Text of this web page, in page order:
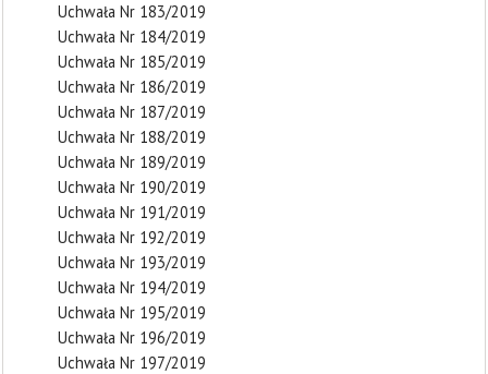
Uchwała Nr 183/2019
Uchwała Nr 184/2019
Uchwała Nr 185/2019
Uchwała Nr 186/2019
Uchwała Nr 187/2019
Uchwała Nr 188/2019
Uchwała Nr 189/2019
Uchwała Nr 190/2019
Uchwała Nr 191/2019
Uchwała Nr 192/2019
Uchwała Nr 193/2019
Uchwała Nr 194/2019
Uchwała Nr 195/2019
Uchwała Nr 196/2019
Uchwała Nr 197/2019